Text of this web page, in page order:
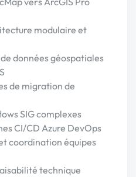
modulaire et
données géospatiales
de migration de
SIG complexes
CI/CD Azure DevOps
coordination équipes
technique